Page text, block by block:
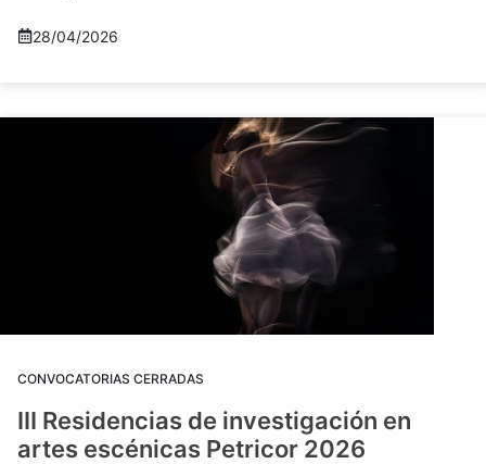
28/04/2026
CONVOCATORIAS CERRADAS
III Residencias de investigación en
artes escénicas Petricor 2026